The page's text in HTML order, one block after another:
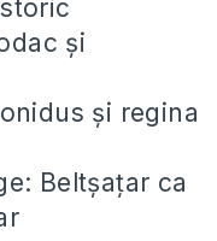
și
și regina
Beltșațar ca